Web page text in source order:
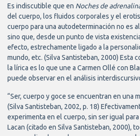
Es indiscutible que en Noches de
del cuerpo, los fluidos corporales y el
cuerpo para una autodeterminación no es
sino que, desde un punto de vista
efecto, estrechamente ligado a la
mundo, etc. (Silva Santisteban, 2000) Esta
la lírica es lo que une a Carmen Ollé con
puede observar en el análisis
“Ser, cuerpo y goce se encuentran en una
(Silva Santisteban, 2002, p. 18)
experimenta en el cuerpo, sin ser igual
Lacan (citado en Silva Santisteban, 2000),